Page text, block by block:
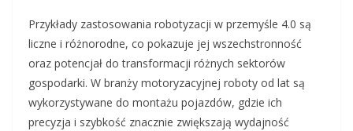
Przykłady zastosowania robotyzacji w przemyśle 4.0 są
liczne i różnorodne, co pokazuje jej wszechstronność
oraz potencjał do transformacji różnych sektorów
gospodarki. W branży motoryzacyjnej roboty od lat są
wykorzystywane do montażu pojazdów, gdzie ich
precyzja i szybkość znacznie zwiększają wydajność